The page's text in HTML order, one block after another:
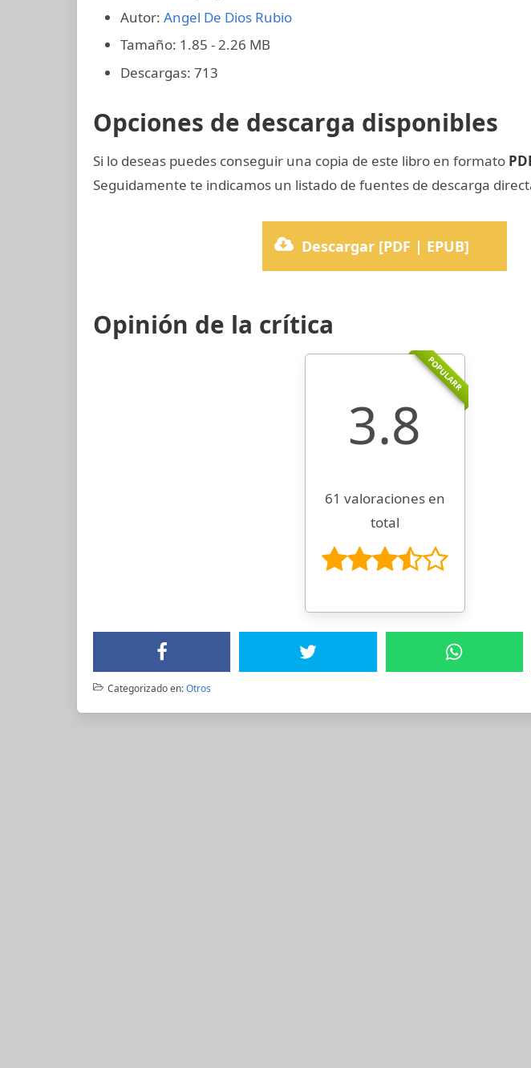
Autor: Angel De Dios Rubio
Tamaño: 1.85 - 2.26 MB
Descargas: 713
Opciones de descarga disponibles
Si lo deseas puedes conseguir una copia de este libro en formato
Seguidamente te indicamos un listado de fuentes de descarga
Descargar [PDF | EPUB]
Opinión de la crítica
POPULARR
3.8
61 valoraciones en
total
Categorizado en:Otros